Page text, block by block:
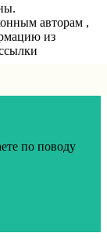
авторам ,
из
по поводу